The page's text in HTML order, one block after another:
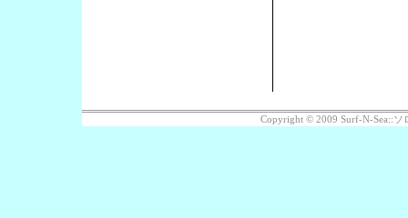
Copyright © 2009 Surf-N-Sea::